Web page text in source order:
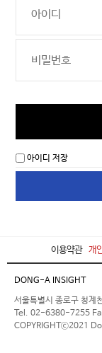
아이디 저장
이용약관 개
DONG-A INSIGHT
서울특별시 종로구 청계
Tel. 02-6380-7255
COPYRIGHTⓒ2021